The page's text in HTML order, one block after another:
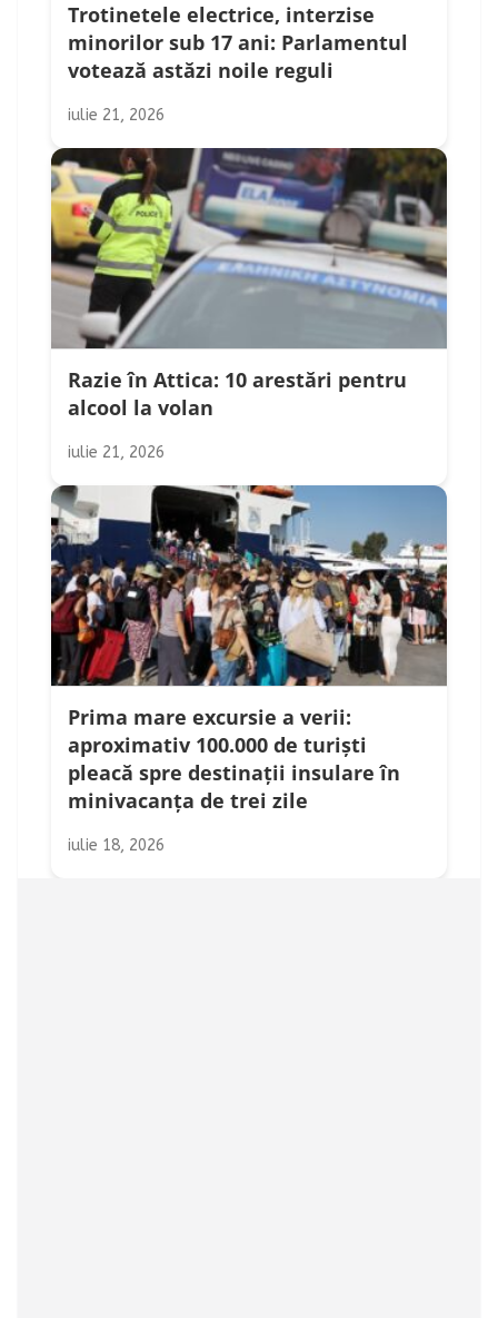
Trotinetele electrice, interzise
minorilor sub 17 ani: Parlamentul
votează astăzi noile reguli
iulie 21, 2026
Razie în Attica: 10 arestări pentru
alcool la volan
iulie 21, 2026
Prima mare excursie a verii:
aproximativ 100.000 de turiști
pleacă spre destinații insulare în
minivacanța de trei zile
iulie 18, 2026